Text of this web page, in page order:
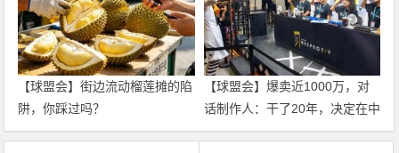
【球盟会】街边流动榴莲摊的陷
阱，你踩过吗？
【球盟会】爆卖近1000万，对
话制作人：干了20年，决定在中
国拼一把